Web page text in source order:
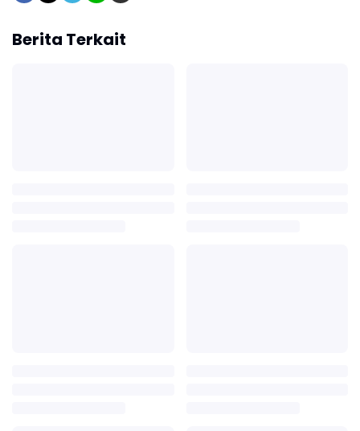
Berita Terkait